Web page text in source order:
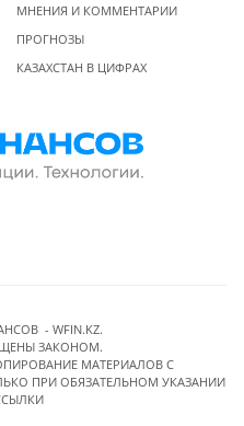
МНЕНИЯ И КОММЕНТАРИИ
ПРОГНОЗЫ
КАЗАХСТАН В ЦИФРАХ
- WFIN.KZ.
ЗАКОНОМ.
МАТЕРИАЛОВ C
ПРИ ОБЯЗАТЕЛЬНОМ УКАЗАНИИ